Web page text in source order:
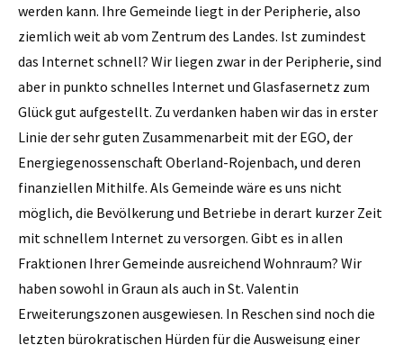
werden kann. Ihre Gemeinde liegt in der Peripherie, also
ziemlich weit ab vom Zentrum des Landes. Ist zumindest
das Internet schnell? Wir liegen zwar in der Peripherie, sind
aber in punkto schnelles Internet und Glasfasernetz zum
Glück gut aufgestellt. Zu verdanken haben wir das in erster
Linie der sehr guten Zusammenarbeit mit der EGO, der
Energiegenossenschaft Oberland-Rojenbach, und deren
finanziellen Mithilfe. Als Gemeinde wäre es uns nicht
möglich, die Bevölkerung und Betriebe in derart kurzer Zeit
mit schnellem Internet zu versorgen. Gibt es in allen
Fraktionen Ihrer Gemeinde ausreichend Wohnraum? Wir
haben sowohl in Graun als auch in St. Valentin
Erweiterungszonen ausgewiesen. In Reschen sind noch die
letzten bürokratischen Hürden für die Ausweisung einer